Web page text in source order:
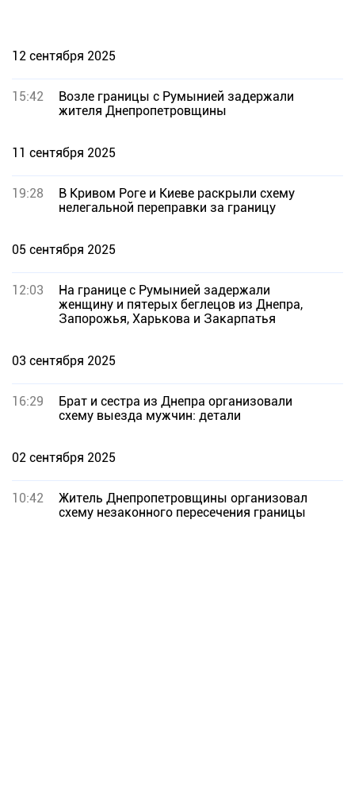
12 сентября 2025
15:42
Возле границы с Румынией задержали
жителя Днепропетровщины
11 сентября 2025
19:28
В Кривом Роге и Киеве раскрыли схему
нелегальной переправки за границу
05 сентября 2025
12:03
На границе с Румынией задержали
женщину и пятерых беглецов из Днепра,
Запорожья, Харькова и Закарпатья
03 сентября 2025
16:29
Брат и сестра из Днепра организовали
схему выезда мужчин: детали
02 сентября 2025
10:42
Житель Днепропетровщины организовал
схему незаконного пересечения границы